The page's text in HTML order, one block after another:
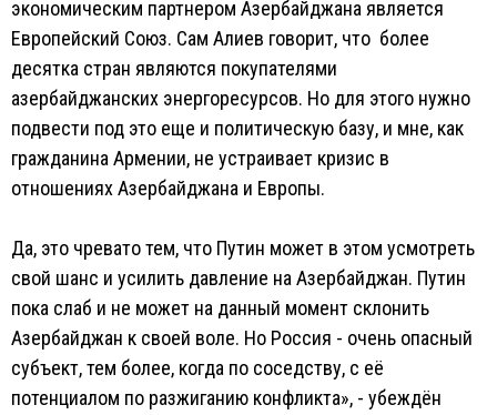
экономическим партнером Азербайджана является
Европейский Союз. Сам Алиев говорит, что более
десятка стран являются покупателями
азербайджанских энергоресурсов. Но для этого нужно
подвести под это еще и политическую базу, и мне, как
гражданина Армении, не устраивает кризис в
отношениях Азербайджана и Европы.
Да, это чревато тем, что Путин может в этом усмотреть
свой шанс и усилить давление на Азербайджан. Путин
пока слаб и не может на данный момент склонить
Азербайджан к своей воле. Но Россия - очень опасный
субъект, тем более, когда по соседству, с её
потенциалом по разжиганию конфликта», - убеждён